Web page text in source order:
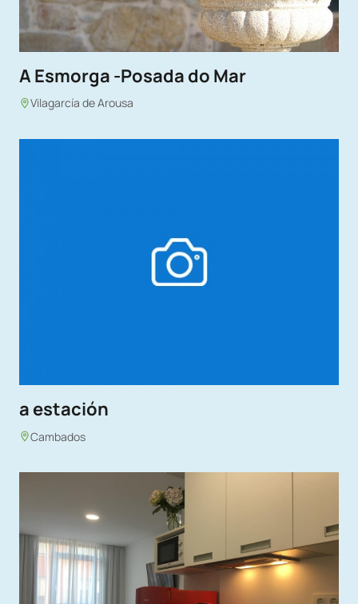
A Esmorga -Posada do Mar
Vilagarcía de Arousa
a estación
Cambados